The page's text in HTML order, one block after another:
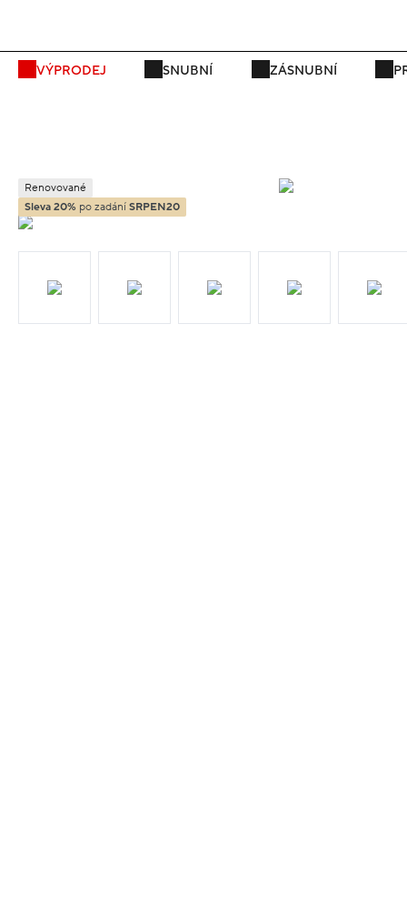
VÝPRODEJ SNUBNÍ ZÁSNUBNÍ
Renovované
Sleva 20% po zadání SRPEN20